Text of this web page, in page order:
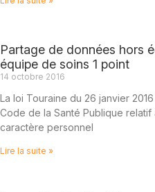
Partage de données hors
équipe de soins 1 point
14 octobre 2016
La loi Touraine du 26 janvier 2016
Code de la Santé Publique
caractère personnel
Lire la suite »